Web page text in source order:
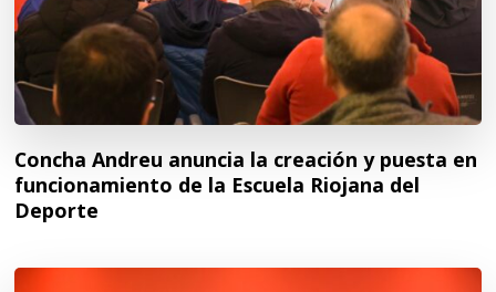
Concha Andreu anuncia la creación y puesta en
funcionamiento de la Escuela Riojana del
Deporte